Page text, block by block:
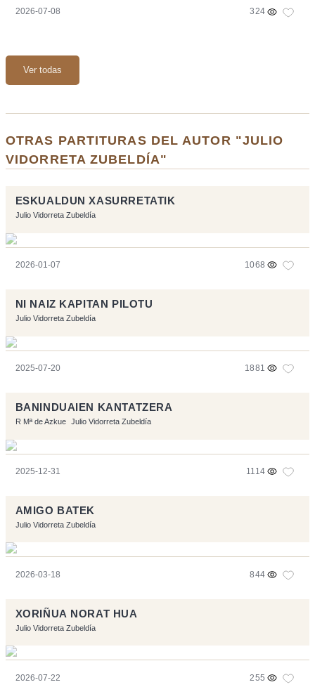
2026-07-08 324
Ver todas
OTRAS PARTITURAS DEL AUTOR "JULIO
VIDORRETA ZUBELDÍA"
ESKUALDUN XASURRETATIK
Julio Vidorreta Zubeldía
2026-01-07 1068
NI NAIZ KAPITAN PILOTU
Julio Vidorreta Zubeldía
2025-07-20 1881
BANINDUAIEN KANTATZERA
R Mª de Azkue Julio Vidorreta Zubeldía
2025-12-31 1114
AMIGO BATEK
Julio Vidorreta Zubeldía
2026-03-18 844
XORIÑUA NORAT HUA
Julio Vidorreta Zubeldía
2026-07-22 255